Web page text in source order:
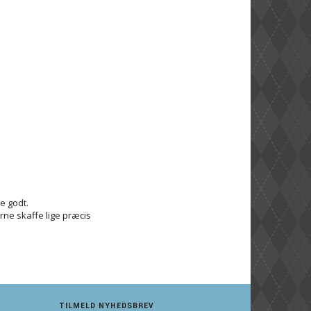
godt.
skaffe lige præcis
TILMELD NYHEDSBREV